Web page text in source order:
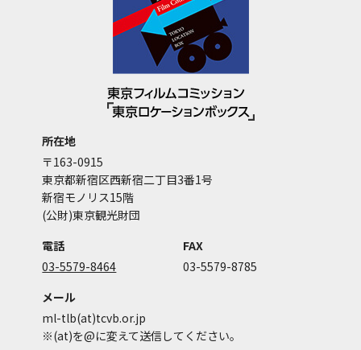
所在地
〒163-0915
東京都新宿区西新宿二丁目3番1号
新宿モノリス15階
(公財)東京観光財団
電話
03-5579-8464
FAX
03-5579-8785
メール
ml-tlb(at)tcvb.or.jp
※(at)を@に変えて送信してください。